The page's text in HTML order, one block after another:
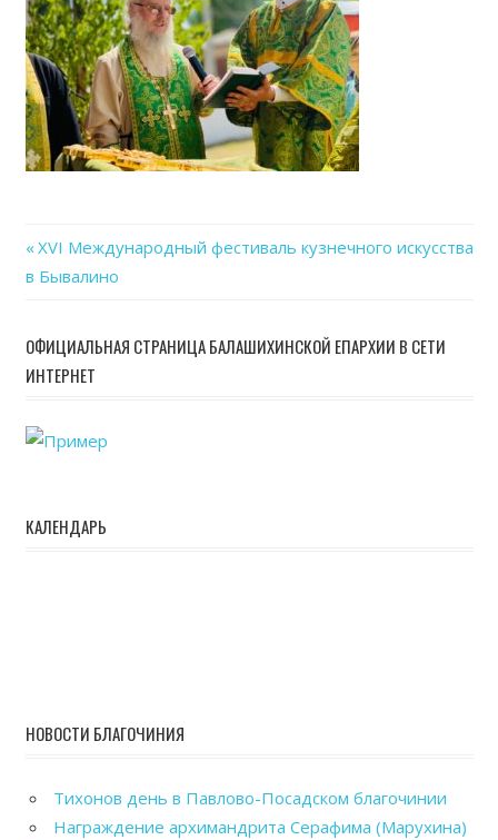
Навигация
записям
Previous
Post:
XVI Международный фестиваль кузнечного искусства
в Бывалино
ОФИЦИАЛЬНАЯ СТРАНИЦА БАЛАШИХИНСКОЙ ЕПАРХИИ В СЕТИ
ИНТЕРНЕТ
КАЛЕНДАРЬ
НОВОСТИ БЛАГОЧИНИЯ
Тихонов день в Павлово-Посадском благочинии
Награждение архимандрита Серафима (Марухина)